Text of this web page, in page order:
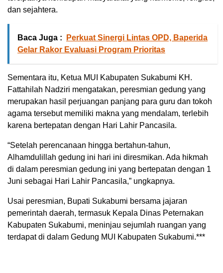
dan sejahtera.
Baca Juga :
Perkuat Sinergi Lintas OPD, Baperida
Gelar Rakor Evaluasi Program Prioritas
Sementara itu, Ketua MUI Kabupaten Sukabumi KH.
Fattahilah Nadziri mengatakan, peresmian gedung yang
merupakan hasil perjuangan panjang para guru dan tokoh
agama tersebut memiliki makna yang mendalam, terlebih
karena bertepatan dengan Hari Lahir Pancasila.
“Setelah perencanaan hingga bertahun-tahun,
Alhamdulillah gedung ini hari ini diresmikan. Ada hikmah
di dalam peresmian gedung ini yang bertepatan dengan 1
Juni sebagai Hari Lahir Pancasila,” ungkapnya.
Usai peresmian, Bupati Sukabumi bersama jajaran
pemerintah daerah, termasuk Kepala Dinas Peternakan
Kabupaten Sukabumi, meninjau sejumlah ruangan yang
terdapat di dalam Gedung MUI Kabupaten Sukabumi.***